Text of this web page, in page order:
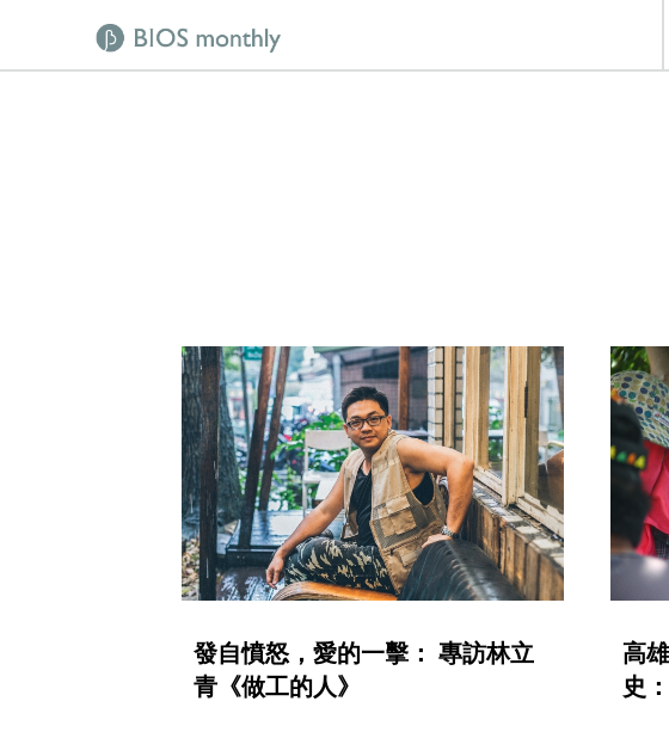
發自憤怒，愛的一擊： 專訪林立
青《做工的人》
高
史